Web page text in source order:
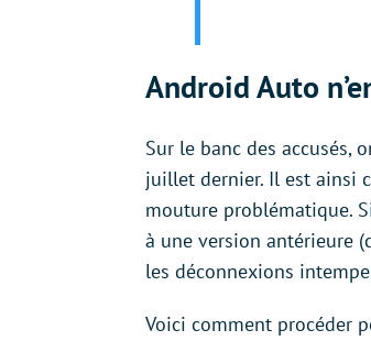
Android Auto
Sur le banc des accusés,
juillet dernier. Il est ainsi
mouture problématique.
à une version antérieure
les déconnexions
Voici comment procéder